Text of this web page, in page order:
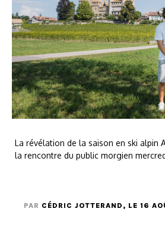
La révélation de la saison en ski alpin
la rencontre du public morgien
PAR CÉDRIC JOTTERAND , LE 16